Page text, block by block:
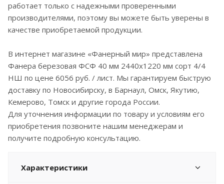
работает только с надежными проверенными
производителями, поэтому вы можете быть уверены в
качестве приобретаемой продукции.
В интернет магазине «Фанерный мир» представлена
Фанера березовая ФСФ 40 мм 2440x1220 мм сорт 4/4
НШ по цене 6056 руб. / лист. Мы гарантируем быструю
доставку по Новосибирску, в Барнаул, Омск, Якутию,
Кемерово, Томск и другие города России.
Для уточнения информации по товару и условиям его
приобретения позвоните нашим менеджерам и
получите подробную консультацию.
Характеристики